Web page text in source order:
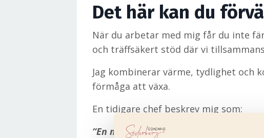
Det här kan du
När du arbetar med mig får du inte
och träffsäkert stöd där vi
Jag kombinerar värme, tydlighet och
förmåga att växa.
En tidigare chef beskrev mig som:
“En målinriktad ledare med sinne för